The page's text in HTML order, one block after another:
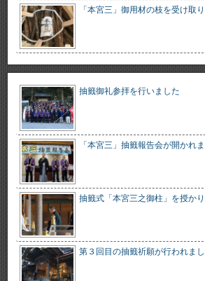
「本宮三」御用材の枝を受け取
抽籤御礼参拝を行いました
「本宮三」抽籤報告会が開かれ
抽籤式「本宮三之御柱」を授か
第３回目の抽籤祈願が行われま